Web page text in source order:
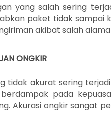
yang salah sering
paket tidak sampai
akibat salah
ONGKIR
tidak akurat sering
pada
Akurasi ongkir sangat